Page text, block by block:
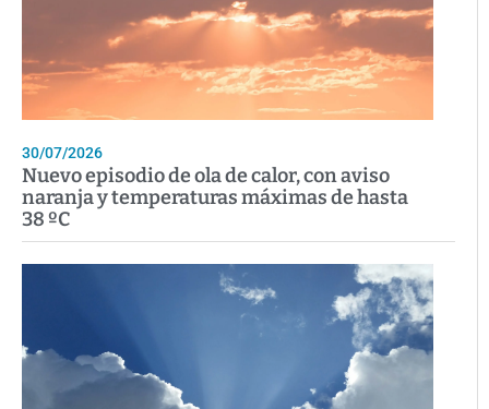
30/07/2026
Nuevo episodio de ola de calor, con aviso
naranja y temperaturas máximas de hasta
38 ºC